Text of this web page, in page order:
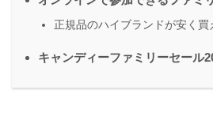
正規品のハイブランドが安く
キャンディーファミリーセール